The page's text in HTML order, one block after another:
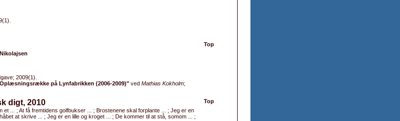
Top
2009(1).
på Lynfabrikken (2006-2009)" ved Mathias Kokholm;
Top
digt, 2010
et ... ; At få fremtidens golfbukser ... ; Brostenene skal forplante ... ; Jeg er en
at skrive ... ; Jeg er en lille og kroget ... ; De kommer til at stå, somom ... ;